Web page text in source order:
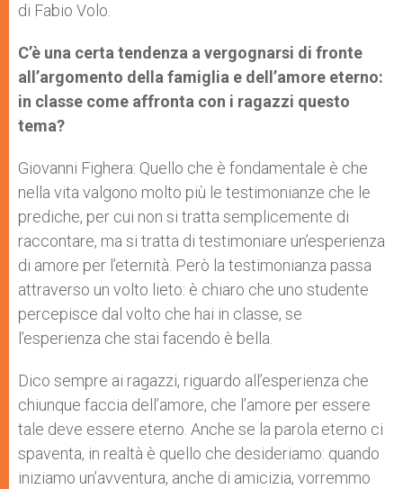
di Fabio Volo.
C’è una certa tendenza a vergognarsi di fronte
all’argomento della famiglia e dell’amore eterno:
in classe come affronta con i ragazzi questo
tema?
Giovanni Fighera: Quello che è fondamentale è che
nella vita valgono molto più le testimonianze che le
prediche, per cui non si tratta semplicemente di
raccontare, ma si tratta di testimoniare un’esperienza
di amore per l’eternità. Però la testimonianza passa
attraverso un volto lieto: è chiaro che uno studente
percepisce dal volto che hai in classe, se
l’esperienza che stai facendo è bella.
Dico sempre ai ragazzi, riguardo all’esperienza che
chiunque faccia dell’amore, che l’amore per essere
tale deve essere eterno. Anche se la parola eterno ci
spaventa, in realtà è quello che desideriamo: quando
iniziamo un’avventura, anche di amicizia, vorremmo